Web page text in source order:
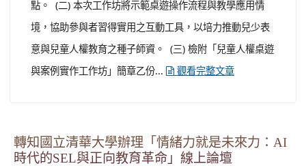
點。 (二) 本次工作坊將示範桌遊操作流程與教學應用情
境，協助參與者習得實用之互動工具，以培力推動兒少表
意與兒童人權教育之種子師資。 (三) 檢附「兒童人權桌遊
與案例實作工作坊」簡章乙份...
觀看完整文章
轉知國立清華大學辦理「情緒力就是未來力：AI
時代的SEL與正向教育革命」線上論壇